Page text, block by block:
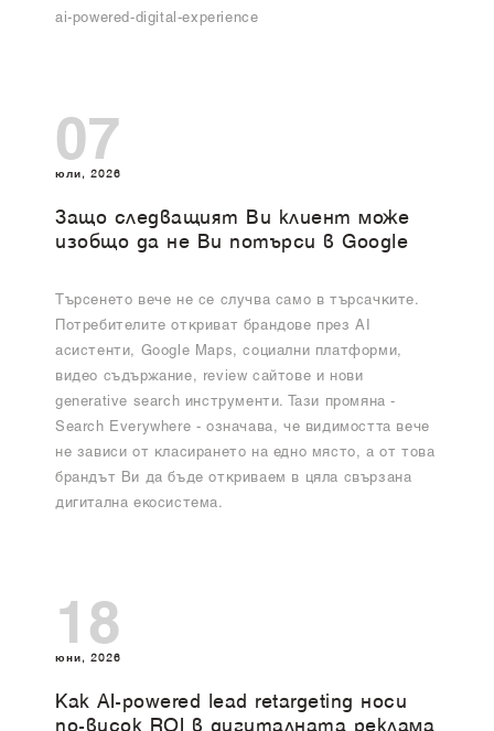
ai-powered-digital-experience
07
юли, 2026
Защо следващият Ви клиент може
изобщо да не Ви потърси в Google
Търсенето вече не се случва само в търсачките.
Потребителите откриват брандове през AI
асистенти, Google Maps, социални платформи,
видео съдържание, review сайтове и нови
generative search инструменти. Тази промяна -
Search Everywhere - означава, че видимостта вече
не зависи от класирането на едно място, а от това
брандът Ви да бъде откриваем в цяла свързана
дигитална екосистема.
18
юни, 2026
Как AI-powered lead retargeting носи
по-висок ROI в дигиталната реклама